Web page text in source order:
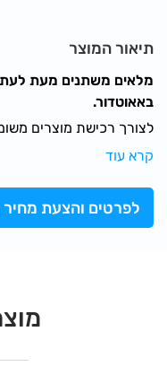
תיאור המוצר
מלאים משתנים מעת לעת
באאוטדור.
לצורך רכישת מוצרים
ולאשר פיזית.
יד שנייה.
מוצרים משומשים
קרא עוד
לפרטים והצעת